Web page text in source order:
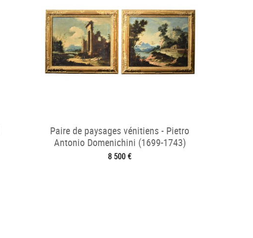
Paire de paysages vénitiens - Pietro
Antonio Domenichini (1699-1743)
8 500 €